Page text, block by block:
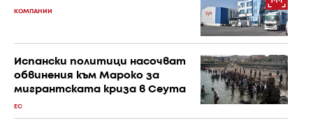
КОМПАНИИ
Испански политици насочват
обвинения към Мароко за
мигрантската криза в Сеута
ЕС